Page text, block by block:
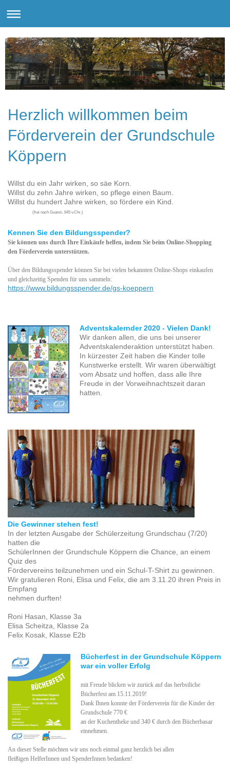
Herzlich willkommen beim
Förderverein der Grundschule
Köppern
Willst du ein Jahr wirken, so säe Korn.
Willst du zehn Jahre wirken, so pflege einen Baum.
Willst du hundert Jahre wirken, so fördere ein Kind.
(frei nach Guanzi, 645 v.Chr.)
Kennen Sie den Bildungsspender?
Sie können uns durch Ihre Einkäufe helfen, indem Sie beim Online-Shopping
den Förderverein unterstützen.
Über den Bildungsspender können Sie bei vielen bekannten Online-Shops einkaufen
und gleichzeitig Spenden für uns sammeln:
https://www.bildungsspender.de/gs-koeppern
Adventskalernder 2020 - Vielen Dank!
Wir danken allen, die uns bei unserer
Adventskalenderaktion unterstützt haben.
In kürzester Zeit haben die Kinder tolle
Kunstwerke erstellt. Wir waren überwältigt
vom Absatz und hoffen, dass alle Ihre
Freude in der Vorweihnachtszeit daran
hatten.
Die Gewinner stehen fest!
In der letzten Ausgabe der Schülerzeitung Grundschau (7/20)
hatten die
SchülerInnen der Grundschule Köppern die Chance, an einem
Quiz des
Fördervereins teilzunehmen und ein Schul-T-Shirt zu gewinnen.
Wir gratulieren Roni, Elisa und Felix, die am 3.11.20 ihren Preis in
Empfang
nehmen durften!
Roni Hasan, Klasse 3a
Elisa Scheitza, Klasse 2a
Felix Kosak, Klasse E2b
Bücherfest in der Grundschule Köppern
war ein voller Erfolg
mit Freude blicken wir zurück auf das herbstliche
Bücherfest am 15.11.2019!
Dank Ihnen konnte der Förderverein für die Kinder der
Grundschule 770 €
an der Kuchentheke und 340 € durch den Bücherbasar
einnehmen.
An dieser Stelle möchten wir uns noch einmal ganz herzlich bei allen
fleißigen HelferInnen und SpenderInnen bedanken!